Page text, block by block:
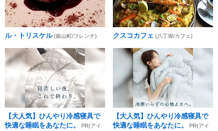
ル・トリスケル (銀山町/フレンチ) クスコカフェ (八丁堀/カフェ)
【大人気】ひんやり冷感寝具で
快適な睡眠をあなたに。
PR(アイ
【大人気】ひんやり冷感寝具で
快適な睡眠をあなたに。
PR(アイ